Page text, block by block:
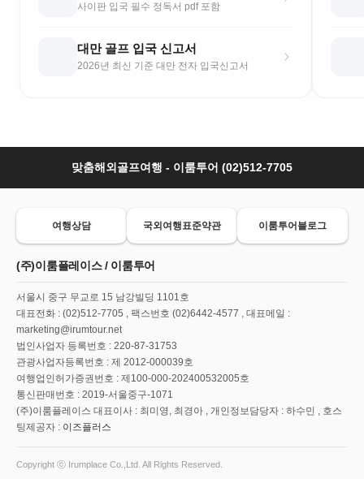
사이판 입국 필수 정독서 pdf 포함
대만 골프 입국 신고서
2026년 최신 기준 대만 전자 입국신고서
맞춤해외골프여행 - 이룸투어 (02)512-7705
여행상담 국외여행표준약관 이룸투어블로그
(주)이룸플레이스 / 이룸투어
서울시 중구 무교로 15 남강빌딩 1101호
대표전화 : (02)512-7705 , 팩스번호 (02)6442-4577 , 대표메일 :
marketing@irumtour.net
법인사업자 등록번호 : 220-87-31753
관광사업자등록번호 : 제 2012-000039호
여행업인허가증권번호 : 제100-000-202400532005호
통신판매번호 : 2019-서울중구-1071
(주)이룸플레이스 대표이사 : 최미영, 최경아 , 개인정보담당자 : 하수민 , 호스
팅제공자 : 이즈플러스
Copyright ⓒ Irumplace Co.,Ltd. All Rights Reserved.